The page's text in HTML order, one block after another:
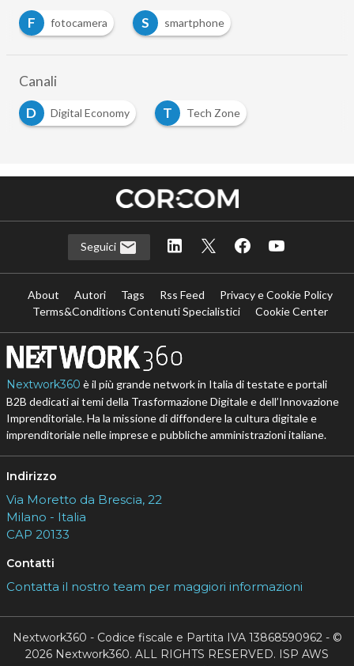
F
fotocamera S smartphone
Canali
D
Digital Economy T Tech Zone
Seguici
About Autori Tags Rss Feed
Privacy e Cookie Policy
Terms&Conditions Contenuti Specialistici
Cookie Center
Nextwork360 è il più grande network in Italia di testate e portali
B2B dedicati ai temi della Trasformazione Digitale e dell’Innovazione
Imprenditoriale. Ha la missione di diffondere la cultura digitale e
imprenditoriale nelle imprese e pubbliche amministrazioni italiane.
Indirizzo
Via Moretto da Brescia, 22
Milano - Italia
CAP 20133
Contatti
Contatta il nostro team per maggiori informazioni
Nextwork360 - Codice fiscale e Partita IVA 13868590962 - ©
2026 Nextwork360. ALL RIGHTS RESERVED. ISP AWS